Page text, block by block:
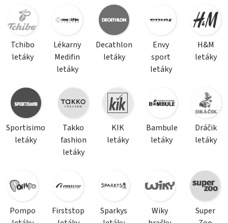
Tchibo
letáky
Lékarny
Medifin
letáky
Decathlon
letáky
Envy
sport
letáky
H&M
letáky
Sportisimo
letáky
Takko
fashion
letáky
KIK
letáky
Bambule
letáky
Dráčik
letáky
Pompo
Firststop
Sparkys
Wiky
Super